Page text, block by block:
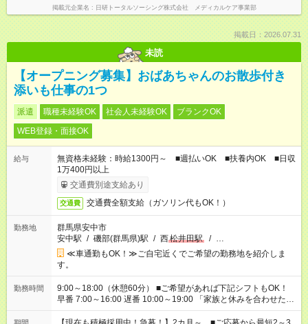
掲載元企業名 日研トータルソーシング株式会社 メディカルケア事業部
掲載日：2026.07.31
未読
【オープニング募集】おばあちゃんのお散歩付き
添いも仕事の1つ
派遣 職種未経験OK 社会人未経験OK
ブランクOK
WEB登録・面接OK
給与
無資格未経験：時給1300円～ ■週払いOK ■扶養内OK ■日収
1万400円以上
交通費別途支給あり
交通費 交通費全額支給（ガソリン代もOK！）
勤務地
群馬県安中市
安中駅 / 磯部(群馬県)駅 / 西松井田駅 / …
≪車通勤もOK！≫ご自宅近くでご希望の勤務地を紹介しま
す。
勤務時間
9:00～18:00（休憩60分） ■ご希望があれば下記シフトもOK！
早番 7:00～16:00 遅番 10:00～19:00 「家族と休みを合わせた
い」 「余裕を持って夕飯の準備がしたい」 「できれば残業はし
たくない」 など、ご希望を教えてくださいね。 ※Wワーク希望